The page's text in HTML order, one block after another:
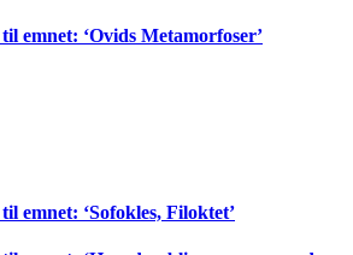
emnet: ‘Ovids Metamorfoser’
emnet: ‘Sofokles, Filoktet’